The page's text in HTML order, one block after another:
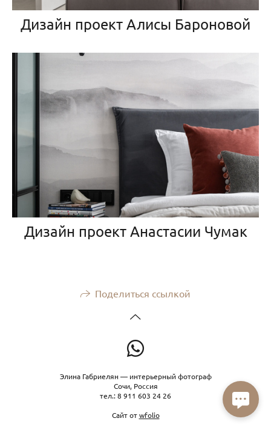
Дизайн проект Алисы Бароновой
Дизайн проект Анастасии Чумак
Поделиться ссылкой
Элина Габриелян — интерьерный фотограф
Сочи, Россия
тел.: 8 911 603 24 26
Сайт отwfolio